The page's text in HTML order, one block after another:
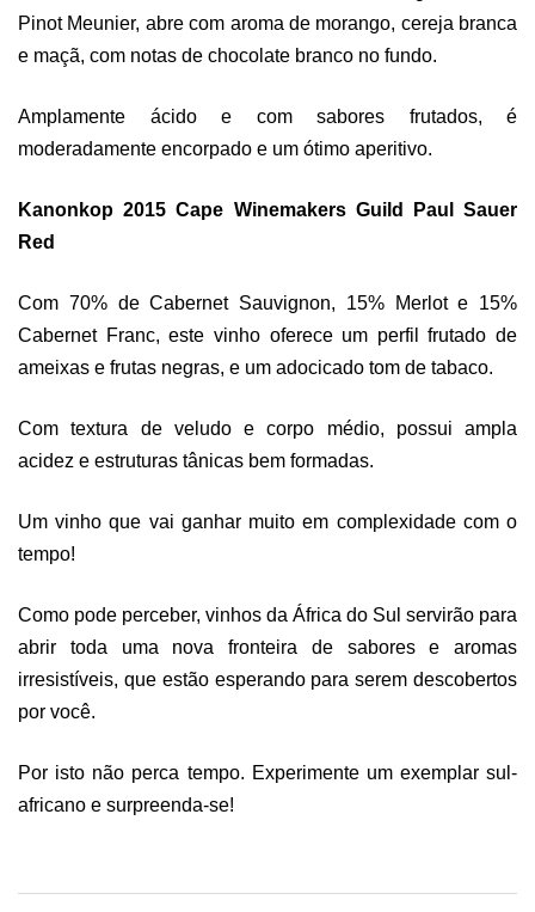
Pinot Meunier, abre com aroma de morango, cereja branca
e maçã, com notas de chocolate branco no fundo.
Amplamente ácido e com sabores frutados, é
moderadamente encorpado e um ótimo aperitivo.
Kanonkop 2015 Cape Winemakers Guild Paul Sauer
Red
Com 70% de Cabernet Sauvignon, 15% Merlot e 15%
Cabernet Franc, este vinho oferece um perfil frutado de
ameixas e frutas negras, e um adocicado tom de tabaco.
Com textura de veludo e corpo médio, possui ampla
acidez e estruturas tânicas bem formadas.
Um vinho que vai ganhar muito em complexidade com o
tempo!
Como pode perceber, vinhos da África do Sul servirão para
abrir toda uma nova fronteira de sabores e aromas
irresistíveis, que estão esperando para serem descobertos
por você.
Por isto não perca tempo. Experimente um exemplar sul-
africano e surpreenda-se!